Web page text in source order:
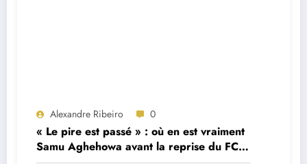
Alexandre Ribeiro 0
« Le pire est passé » : où en est vraiment
Samu Aghehowa avant la reprise du FC